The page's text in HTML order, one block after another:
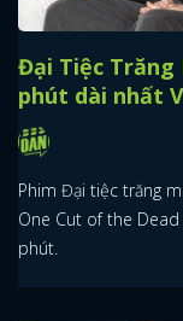
Đại Tiệc Trăng
phút dài nhất
Phim Đại tiệc trăng
One Cut of the
phút.